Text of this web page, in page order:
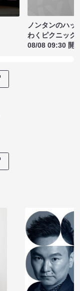
ノンタンのハッ
わくピクニック
08/08 09:30 開